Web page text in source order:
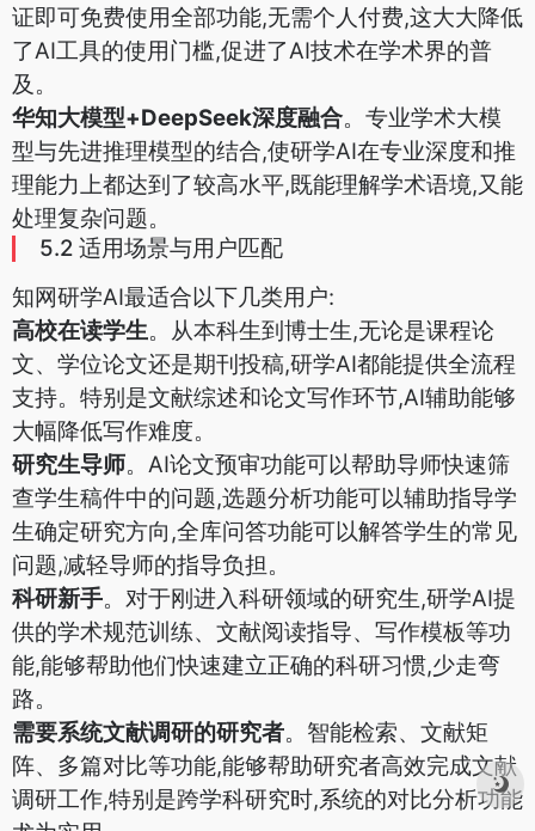
证即可免费使用全部功能,无需个人付费,这大大降低
了AI工具的使用门槛,促进了AI技术在学术界的普
及。
华知大模型+DeepSeek深度融合。专业学术大模
型与先进推理模型的结合,使研学AI在专业深度和推
理能力上都达到了较高水平,既能理解学术语境,又能
处理复杂问题。
5.2 适用场景与用户匹配
知网研学AI最适合以下几类用户:
高校在读学生。从本科生到博士生,无论是课程论
文、学位论文还是期刊投稿,研学AI都能提供全流程
支持。特别是文献综述和论文写作环节,AI辅助能够
大幅降低写作难度。
研究生导师。AI论文预审功能可以帮助导师快速筛
查学生稿件中的问题,选题分析功能可以辅助指导学
生确定研究方向,全库问答功能可以解答学生的常见
问题,减轻导师的指导负担。
科研新手。对于刚进入科研领域的研究生,研学AI提
供的学术规范训练、文献阅读指导、写作模板等功
能,能够帮助他们快速建立正确的科研习惯,少走弯
路。
需要系统文献调研的研究者。智能检索、文献矩
阵、多篇对比等功能,能够帮助研究者高效完成文献
调研工作,特别是跨学科研究时,系统的对比分析功能